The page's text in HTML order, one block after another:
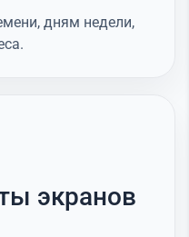
дням недели,
экранов